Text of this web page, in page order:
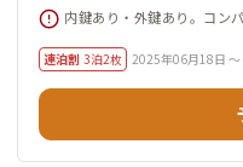
内鍵あり・外鍵あり。コン
連泊割 3泊2枚 2025年06月18日 ～